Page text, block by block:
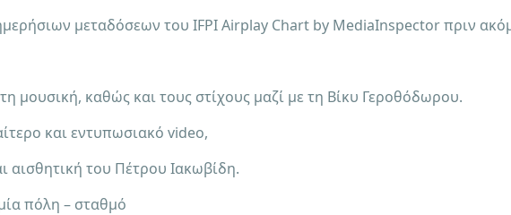
μεταδόσεων του IFPI Airplay Chart by MediaInspector πριν
μουσική, καθώς και τους στίχους μαζί με τη Βίκυ Γεροθόδωρου.
και εντυπωσιακό video,
αισθητική του Πέτρου Ιακωβίδη.
πόλη – σταθμό